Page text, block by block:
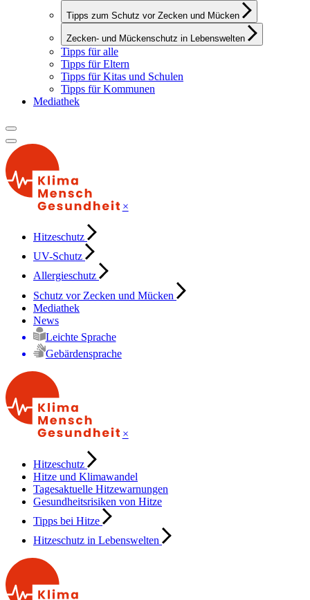
Tipps zum Schutz vor Zecken und Mücken
Zecken- und Mückenschutz in Lebenswelten
Tipps für alle
Tipps für Eltern
Tipps für Kitas und Schulen
Tipps für Kommunen
Mediathek
×
Hitzeschutz
UV-Schutz
Allergieschutz
Schutz vor Zecken und Mücken
Mediathek
News
Leichte Sprache
Gebärdensprache
×
Hitzeschutz
Hitze und Klimawandel
Tagesaktuelle Hitzewarnungen
Gesundheitsrisiken von Hitze
Tipps bei Hitze
Hitzeschutz in Lebenswelten